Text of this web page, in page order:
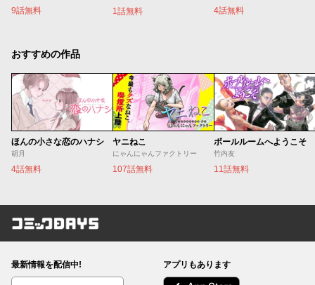
9話無料 1話無料 4話無料
おすすめの作品
ほんの小さな恋のハナシ
胡月
4話無料
ヤニねこ
にゃんにゃんファクトリー
107話無料
ボールルームへようこそ
竹内友
11話無料
コミックDAYS
最新情報を配信中! アプリもあります